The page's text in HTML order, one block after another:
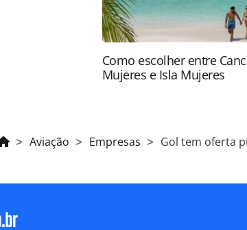
Como escolher entre
Mujeres e Isla Mujeres
Aviação Empresas Gol tem oferta